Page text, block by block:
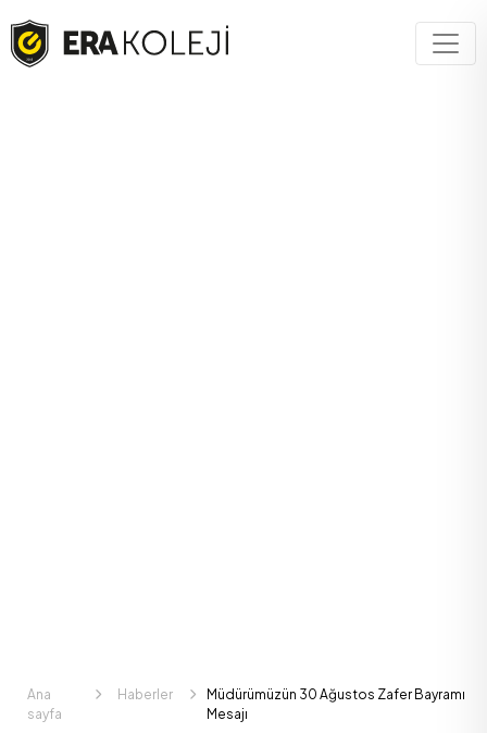
Ana
sayfa
Haberler
Müdürümüzün 30 Ağustos Zafer Bayramı
Mesajı